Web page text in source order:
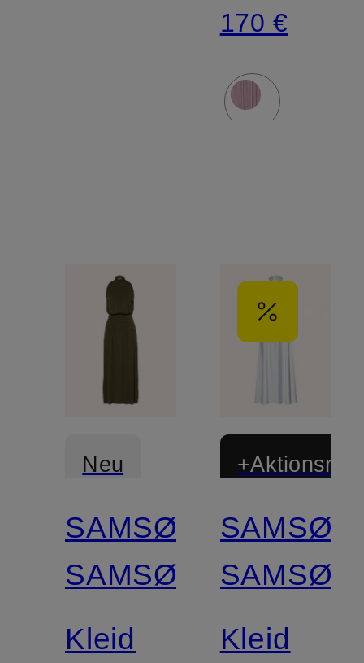
170 €
Neu
SAMSØE
SAMSØE
Kleid
Zertifiziert
SAMSØE
SAMSØE
Kleid